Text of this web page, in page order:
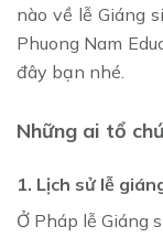
nào về lễ Giáng
Phuong Nam
đây bạn nhé.
Những ai tổ
1. Lịch sử lễ
Ở Pháp lễ Giáng